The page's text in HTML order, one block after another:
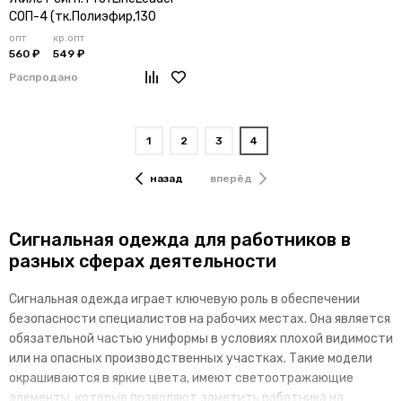
СОП-4 (тк.Полиэфир,130
опт
560 ₽
кр.опт
549 ₽
Распродано
назад
1 2 3 4
вперёд
Сигнальная одежда для работников в
разных сферах деятельности
Сигнальная одежда играет ключевую роль в обеспечении
безопасности специалистов на рабочих местах. Она является
обязательной частью униформы в условиях плохой видимости
или на опасных производственных участках. Такие модели
окрашиваются в яркие цвета, имеют светоотражающие